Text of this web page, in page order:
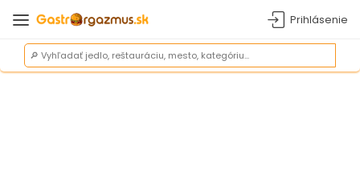
Prihlásenie